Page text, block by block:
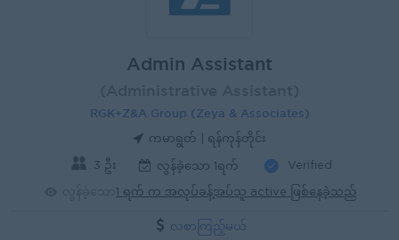
Admin Assistant
RGK+Z&A Group (Zeya & Associates)
ကမာရွတ် | ရန်ကုန်တိုင်း
3 ဦး လွန်ခဲ့သော 1ရက် Verified
1 ရက် က အလုပ်ခန့်အပ်သူ active ဖြစ်နေခဲ့သည်
လစာကြည့်မယ်